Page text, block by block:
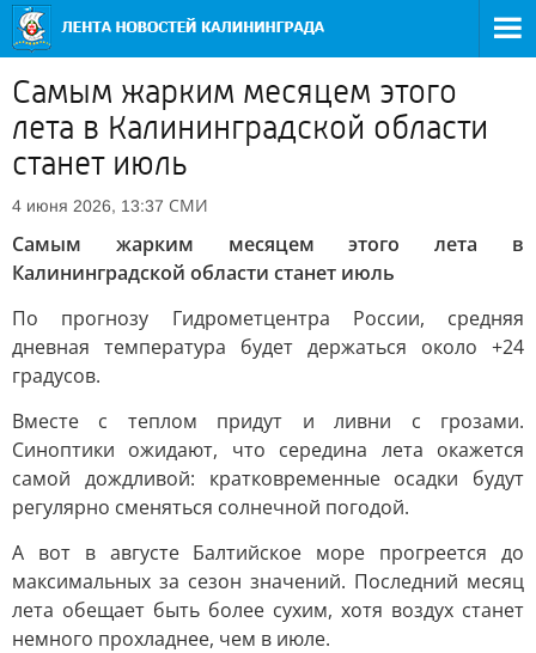
Самым жарким месяцем этого
лета в Калининградской области
станет июль
4 июня 2026, 13:37 СМИ
Самым жарким месяцем этого лета в
Калининградской области станет июль
По прогнозу Гидрометцентра России, средняя
дневная температура будет держаться около +24
градусов.
Вместе с теплом придут и ливни с грозами.
Синоптики ожидают, что середина лета окажется
самой дождливой: кратковременные осадки будут
регулярно сменяться солнечной погодой.
А вот в августе Балтийское море прогреется до
максимальных за сезон значений. Последний месяц
лета обещает быть более сухим, хотя воздух станет
немного прохладнее, чем в июле.